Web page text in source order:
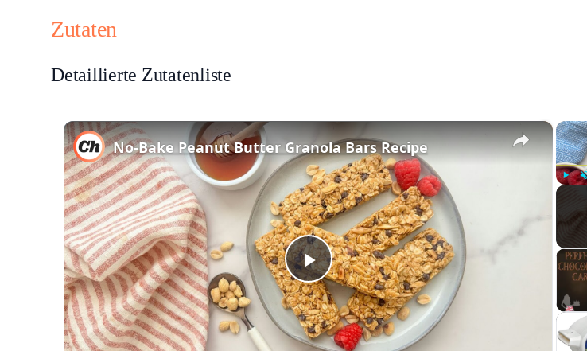
Zutaten
Detaillierte Zutatenliste
×
Play
Video
No-Bake Peanut Butter Granola Bars Recipe